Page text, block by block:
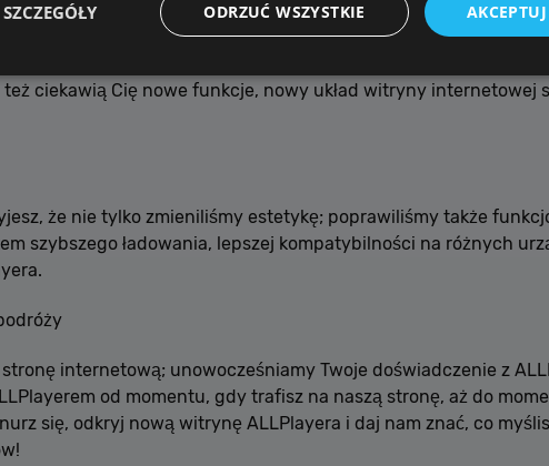
czystszy i bardziej nowoczesny układ. Usprawniliśmy
jest w zasięgu jednego kliknięcia. Niezależnie od
ciekawią Cię nowe funkcje, nowy układ witryny internetowej
że nie tylko zmieniliśmy estetykę; poprawiliśmy także
szybszego ładowania, lepszej kompatybilności na różnych
internetową; unowocześniamy Twoje doświadczenie z
od momentu, gdy trafisz na naszą stronę, aż do
się, odkryj nową witrynę ALLPlayera i daj nam znać, co
ODRZUĆ WSZYSTKIE
Dostawca / Domena Okres